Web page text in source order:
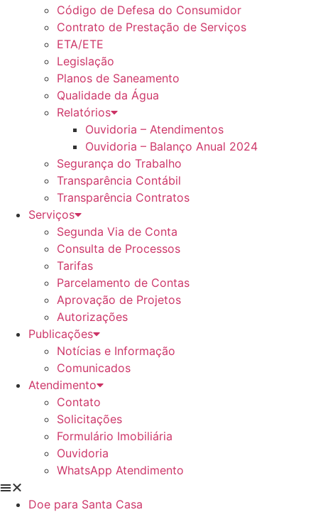
Código de Defesa do Consumidor
Contrato de Prestação de Serviços
ETA/ETE
Legislação
Planos de Saneamento
Qualidade da Água
Relatórios
Ouvidoria – Atendimentos
Ouvidoria – Balanço Anual 2024
Segurança do Trabalho
Transparência Contábil
Transparência Contratos
Serviços
Segunda Via de Conta
Consulta de Processos
Tarifas
Parcelamento de Contas
Aprovação de Projetos
Autorizações
Publicações
Notícias e Informação
Comunicados
Atendimento
Contato
Solicitações
Formulário Imobiliária
Ouvidoria
WhatsApp Atendimento
Doe para Santa Casa